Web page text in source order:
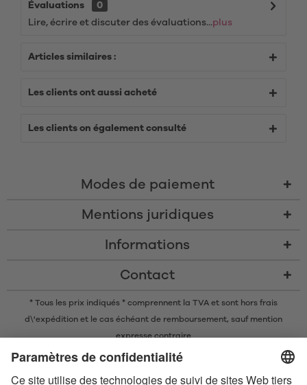
Évaluations
0
Lire, écrire et discuter des évaluations...plus
Articles similaires :
Les clients ont aussi acheté
Les clients on également consulté
Modes de paiement
Mentions juridiques
Informations
Contact
* Tous les prix indiqués * comprennent la TVA et sont hors frais
d\'expédition et le cas échéant de remboursement, sauf mention
expresse contraire
* La marque nominative et les logos Bluetooth® sont des marques